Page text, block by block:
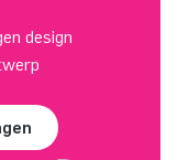
design